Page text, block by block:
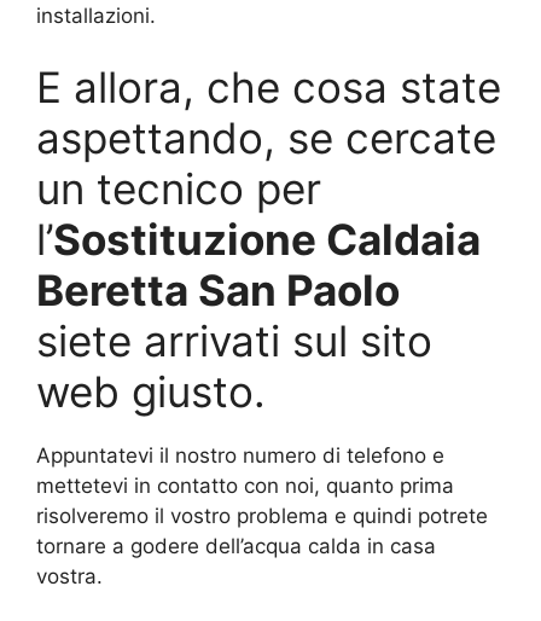
installazioni.
E allora, che cosa state
aspettando, se cercate
un tecnico per
l’Sostituzione Caldaia
Beretta San Paolo
siete arrivati sul sito
web giusto.
Appuntatevi il nostro numero di telefono e
mettetevi in contatto con noi, quanto prima
risolveremo il vostro problema e quindi potrete
tornare a godere dell’acqua calda in casa
vostra.